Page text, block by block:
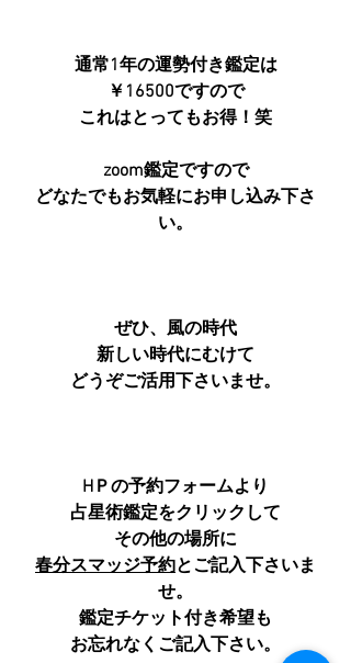
通常1年の運勢付き鑑定は
￥16500ですので
これはとってもお得！笑
zoom鑑定ですので
どなたでもお気軽にお申し込み下さ
い。
ぜひ、風の時代
新しい時代にむけて
どうぞご活用下さいませ。
HＰの予約フォームより
占星術鑑定をクリックして
その他の場所に
春分スマッジ予約とご記入下さいま
せ。
鑑定チケット付き希望も
お忘れなくご記入下さい。